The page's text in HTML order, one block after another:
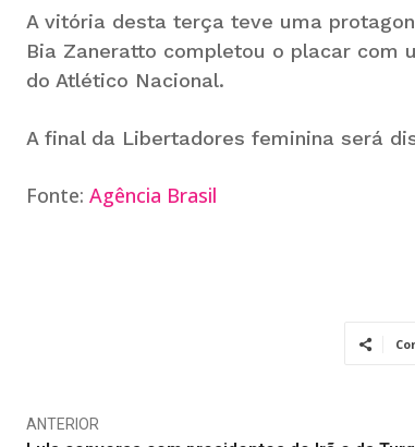
A vitória desta terça teve uma
Bia Zaneratto completou o placar com
do Atlético Nacional.
A final da Libertadores feminina será
Fonte: Agência Brasil
ANTERIOR